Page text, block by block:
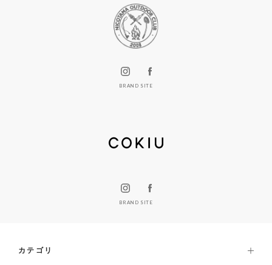
BRAND SITE
BRAND SITE
カテゴリ